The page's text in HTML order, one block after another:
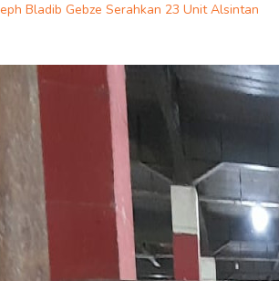
Bladib Gebze Serahkan 23 Unit Alsintan